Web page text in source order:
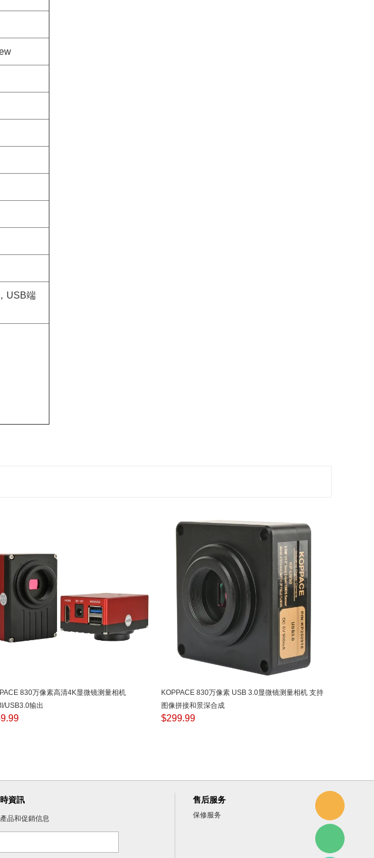
USB端
830万像素高清4K显微镜测量相机
USB3.0输出
KOPPACE 830万像素 USB 3.0显微镜测量相机 支持
图像拼接和景深合成
$299.99
資訊
品和促銷信息
售后服务
保修服务